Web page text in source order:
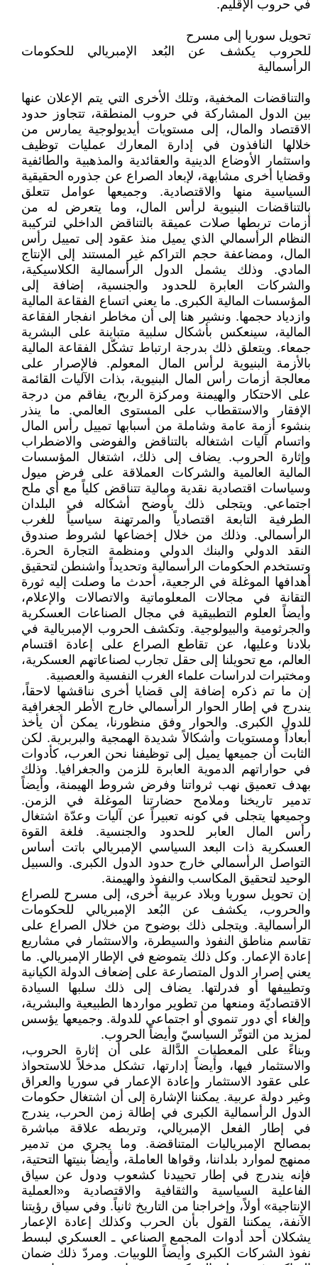
في حروب الإقليم.
تحويل سوريا إلى مسرح
للحروب يكشف عن البُعد الإمبريالي للحكومات
الرأسمالية
والتناقضات المخفية، وتلك الأخرى التي يتم الإعلان عنها
بين الدول المشاركة في حروب المنطقة، تتجاوز حدود
الاقتصاد والمال، إلى مستويات أيديولوجية يمارس من
خلالها النافذون في إدارة المعارك عمليات توظيف
واستثمار الأوضاع الدينية والعقائدية والمذهبية والطائفية
وقضايا أخرى مشابهة، لإبعاد الصراع عن جذوره الحقيقية
السياسية منها والاقتصادية. وجميعها عوامل تتعلق
بالتناقضات البنيوية لرأس المال، وما يتعرض له من
أزمات تربطها صلات عميقة بالتناقض الداخلي لتركيبة
النظام الرأسمالي الذي يميل منذ عقود إلى تمييل رأس
المال، ومضاعفة حجم التراكم غير المستند إلى الإنتاج
المادي. وذلك يشمل الدول الرأسمالية الكلاسيكية،
والشركات العابرة للحدود والجنسية، إضافة إلى
المؤسسات المالية الكبرى. ما يعني اتساع الفقاعة المالية
وازدياد حجمها. ونشير هنا إلى أن مخاطر انفجار الفقاعة
المالية، سينعكس بأشكال سلبية متباينة على البشرية
جمعاء. ويتعلق ذلك بدرجة ارتباط تشكّل الفقاعة المالية
بالأزمة البنيوية لرأس المال المعولم. فالإصرار على
معالجة أزمات رأس المال البنيوية، بذات الآليات القائمة
على الاحتكار والهيمنة ومركزة الربح، يفاقم من درجة
الإفقار والاستقطاب على المستوى العالمي. ما ينذر
بنشوء أزمة عامة وشاملة من أسبابها تمييل رأس المال
واتسام آليات اشتغاله بالتناقض والفوضى والاضطراب
وإثارة الحروب. يضاف إلى ذلك، اشتغال المؤسسات
المالية العالمية والشركات العملاقة على فرض ميول
وسياسات اقتصادية نقدية ومالية تتناقض كلياً مع أي ملح
اجتماعي. ويتجلى ذلك بأوضح أشكاله في البلدان
الطرفية التابعة اقتصادياً والمرتهنة سياسياً للغرب
الرأسمالي. وذلك من خلال إخضاعها لشروط صندوق
النقد الدولي والبنك الدولي ومنظمة التجارة الحرة.
وتستخدم الحكومات الرأسمالية وتحديداً واشنطن لتحقيق
أهدافها الموغلة في الرجعية، أحدث ما وصلت إليه ثورة
التقانة في مجالات المعلوماتية والاتصالات والإعلام،
وأيضاً العلوم التطبيقية في مجال الصناعات العسكرية
والجرثومية والبيولوجية. وتكشف الحروب الإمبريالية في
بلادنا وعليها، عن تقاطع الصراع على إعادة اقتسام
العالم، مع تحويلنا إلى حقل تجارب لصناعاتهم العسكرية،
ومختبرات لدراسات علماء الغرب النفسية والعصبية.
إن ما تم ذكره إضافة إلى قضايا أخرى نناقشها لاحقاً،
يندرج في إطار الحوار الرأسمالي خارج الأطر الجغرافية
للدول الكبرى. والحوار وفق منظورنا، يمكن أن يأخذ
أبعاداً ومستويات وأشكالاً شديدة الهمجية والبربرية. لكن
الثابت أن جميعها يميل إلى توظيفنا نحن العرب، كأدوات
في حواراتهم الدموية العابرة للزمن والجغرافيا. وذلك
بهدف تعميق نهب ثرواتنا وفرض شروط الهيمنة، وأيضاً
تدمير تاريخنا وملامح حضارتنا الموغلة في الزمن.
وجميعها يتجلى في كونه تعبيراً عن آليات وعدّة اشتغال
رأس المال العابر للحدود والجنسية. فلغة القوة
العسكرية ذات البعد السياسي الإمبريالي باتت أساس
التواصل الرأسمالي خارج حدود الدول الكبرى. والسبيل
الوحيد لتحقيق المكاسب والنفوذ والهيمنة.
إن تحويل سوريا وبلاد عربية أخرى، إلى مسرح للصراع
والحروب، يكشف عن البُعد الإمبريالي للحكومات
الرأسمالية. ويتجلى ذلك بوضوح من خلال الصراع على
تقاسم مناطق النفوذ والسيطرة، والاستثمار في مشاريع
إعادة الإعمار. وكل ذلك يتموضع في الإطار الإمبريالي. ما
يعني إصرار الدول المتصارعة على إضعاف الدولة الكيانية
وتطييفها أو فدرلتها. يضاف إلى ذلك سلبها السيادة
الاقتصاديّة ومنعها من تطوير مواردها الطبيعية والبشرية،
وإلغاء أي دور تنموي أو اجتماعي للدولة. وجميعها يؤسس
لمزيد من التوتّر السياسيّ وأيضاً الحروب.
وبناءً على المعطيات الدَّالة على أن إثارة الحروب،
والاستثمار فيها، وأيضاً إدارتها، تشكل مدخلاً للاستحواذ
على عقود الاستثمار وإعادة الإعمار في سوريا والعراق
وغير دولة عربية. يمكننا الإشارة إلى أن اشتغال حكومات
الدول الرأسمالية الكبرى في إطالة زمن الحرب، يندرج
في إطار الفعل الإمبريالي، وتربطه علاقة مباشرة
بمصالح الإمبرياليات المتناقضة. وما يجري من تدمير
ممنهج لموارد بلداننا، وقواها العاملة، وأيضاً بنيتها التحتية،
فإنه يندرج في إطار تحييدنا كشعوب ودول عن سياق
الفاعلية السياسية والثقافية والاقتصادية و«العملية
الإنتاجية» أولاً، وإخراجنا من التاريخ ثانياً. وفي سياق رؤيتنا
الآنفة، يمكننا القول بأن الحرب وكذلك إعادة الإعمار
يشكلان أحد أدوات المجمع الصناعي ـ العسكري لبسط
نفوذ الشركات الكبرى وأيضاً اللوبيات. ومردّ ذلك ضمان